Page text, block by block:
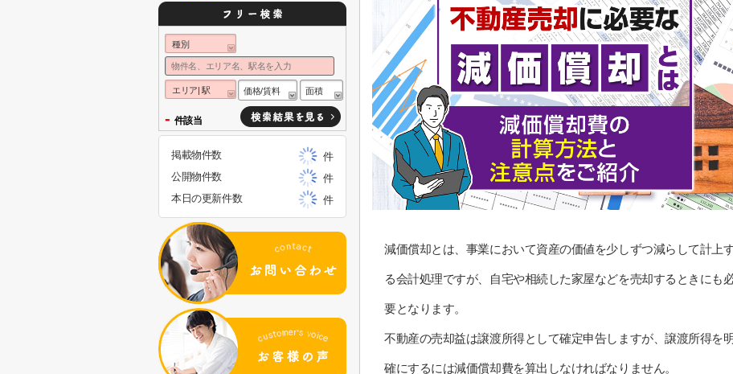
減価償却とは、事業において資産の価値を少しずつ減らして計上
る会計処理ですが、自宅や相続した家屋などを売却するときにも
要となります。
不動産の売却益は譲渡所得として確定申告しますが、譲渡所得を明
確にするには減価償却費を算出しなければなりません。
種別
エリア| 駅 価格/賃料 面積
- 件該当
掲載物件数
件
公開物件数
件
本日の更新件数
件